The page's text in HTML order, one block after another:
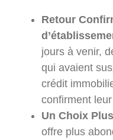
Retour
jours à venir,
qui avaient
crédit
confirment
Un Choix
offre plus